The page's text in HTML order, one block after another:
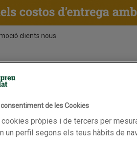
clients nous
ampolla
DESPERADOS Cervesa mojito amb
de les Cookies
pròpies i de tercers per
un perfil segons els teus hàbits de